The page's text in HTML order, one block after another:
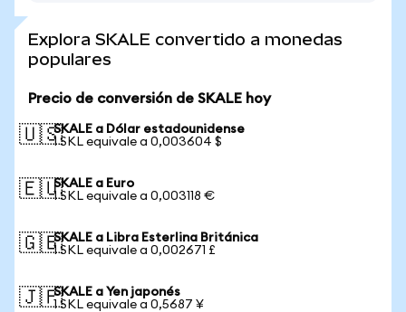
Explora SKALE convertido a monedas
populares
Precio de conversión de SKALE hoy
🇺🇸SKALE a Dólar estadounidense
1 SKL equivale a 0,003604 $
🇪🇺SKALE a Euro
1 SKL equivale a 0,003118 €
🇬🇧SKALE a Libra Esterlina Británica
1 SKL equivale a 0,002671 £
🇯🇵SKALE a Yen japonés
1 SKL equivale a 0,5687 ¥